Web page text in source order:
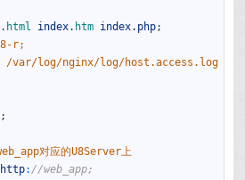
. html index. htm index. php;
r;
/var/log/nginx/log/host.access.log
;
对应的U8Server上
http: //web_app;